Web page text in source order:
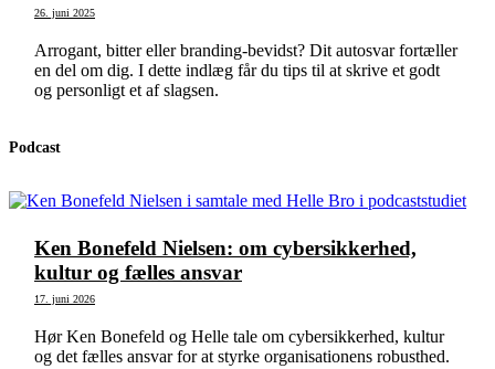
26. juni 2025
Arrogant, bitter eller branding-bevidst? Dit autosvar fortæller
en del om dig. I dette indlæg får du tips til at skrive et godt
og personligt et af slagsen.
Podcast
Ken Bonefeld Nielsen: om cybersikkerhed,
kultur og fælles ansvar
17. juni 2026
Hør Ken Bonefeld og Helle tale om cybersikkerhed, kultur
og det fælles ansvar for at styrke organisationens robusthed.